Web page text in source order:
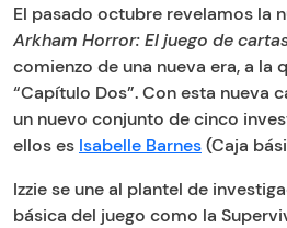
El pasado octubre revelamos la
Arkham Horror: El juego de
comienzo de una nueva era, a la
“Capítulo Dos”. Con esta nueva
un nuevo conjunto de cinco
ellos es Isabelle Barnes(Caja
Izzie se une al plantel de
básica del juego como la